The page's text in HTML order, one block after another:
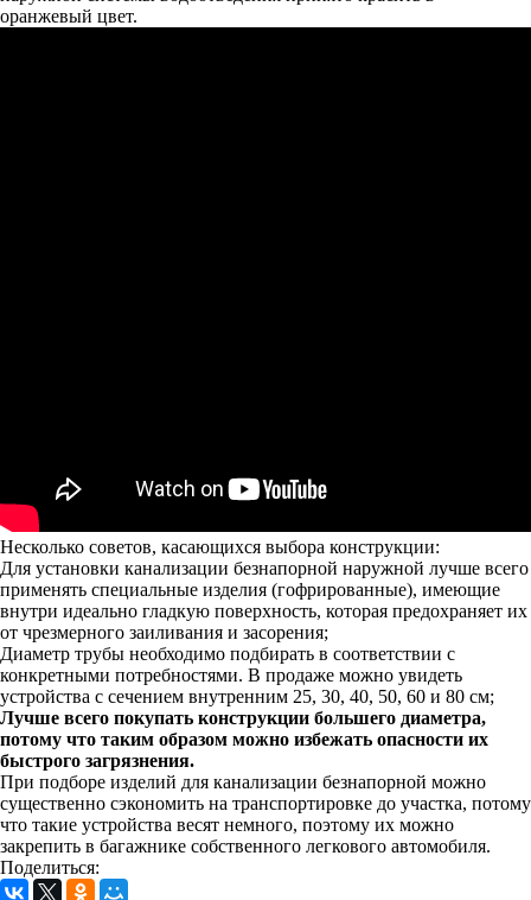
оранжевый цвет.
Несколько советов, касающихся выбора конструкции:
Для установки канализации безнапорной наружной лучше всего
применять специальные изделия (гофрированные), имеющие
внутри идеально гладкую поверхность, которая предохраняет их
от чрезмерного заиливания и засорения;
Диаметр трубы необходимо подбирать в соответствии с
конкретными потребностями. В продаже можно увидеть
устройства с сечением внутренним 25, 30, 40, 50, 60 и 80 см;
Лучше всего покупать конструкции большего диаметра,
потому что таким образом можно избежать опасности их
быстрого загрязнения.
При подборе изделий для канализации безнапорной можно
существенно сэкономить на транспортировке до участка, потому
что такие устройства весят немного, поэтому их можно
закрепить в багажнике собственного легкового автомобиля.
Поделиться: